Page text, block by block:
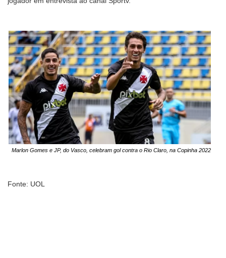
Marlon Gomes e JP, do Vasco, celebram gol contra o Rio Claro, na Copinha 2022
Fonte: UOL